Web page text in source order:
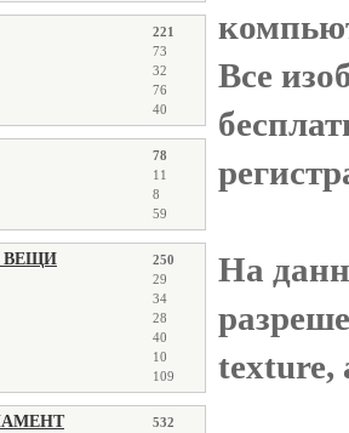
221
73
32
76
40
78
11
8
59
ВЕЩИ 250
29
34
28
40
10
109
532
Все
На
texture,